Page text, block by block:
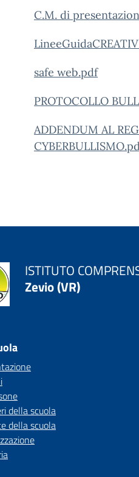
C.M. di
safe web.pdf
PROTOCOLLO
ADDENDUM AL
ISTITUTO
Zevio (VR)
della scuola
della scuola